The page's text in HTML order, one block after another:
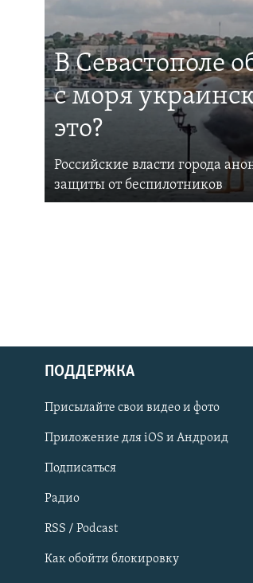
Українською
Qırımtatar
ПРИСОЕДИНЯЙТЕСЬ!
В Севастополе
с моря
это?
Российские власти города
защиты от беспилотников
ПОДДЕРЖКА
Присылайте свои видео и фото
Приложение для iOS и Андроид
Подписаться
Радио
RSS / Podcast
Как обойти блокировку